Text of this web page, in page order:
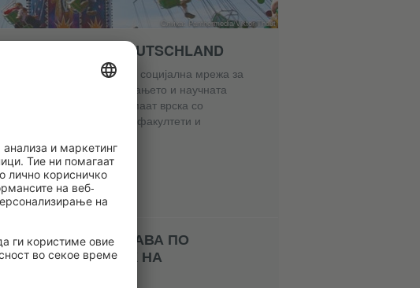
Слика: Panthermedia/Viktor Thaut
ALUMNIPORTAL DEUTSCHLAND
Alumniportal Deutschland е социјална мрежа за
унапредување на поврзувањето и научната
размена на алумни кои имаат врска со
Германија, претпријатија, факултети и
ПРИДРУЖНА НАСТАВА ПО
ГЕРМАНСКИ ЈАЗИК НА